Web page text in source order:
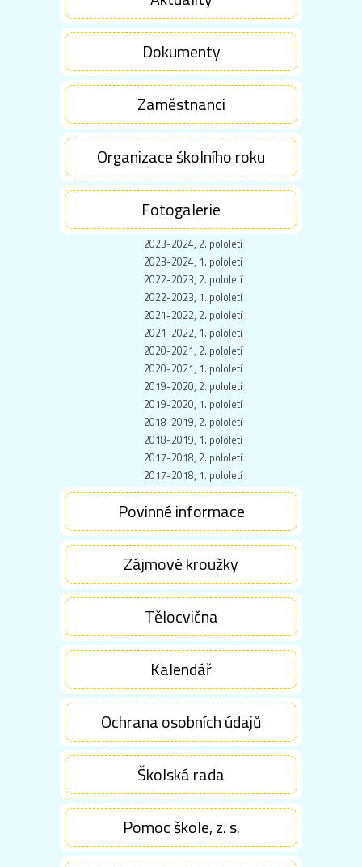
Dokumenty
Zaměstnanci
Organizace školního roku
Fotogalerie
2023-2024, 2. pololetí
2023-2024, 1. pololetí
2022-2023, 2. pololetí
2022-2023, 1. pololetí
2021-2022, 2. pololetí
2021-2022, 1. pololetí
2020-2021, 2. pololetí
2020-2021, 1. pololetí
2019-2020, 2. pololetí
2019-2020, 1. pololetí
2018-2019, 2. pololetí
2018-2019, 1. pololetí
2017-2018, 2. pololetí
2017-2018, 1. pololetí
Povinné informace
Zájmové kroužky
Tělocvična
Kalendář
Ochrana osobních údajů
Školská rada
Pomoc škole, z. s.